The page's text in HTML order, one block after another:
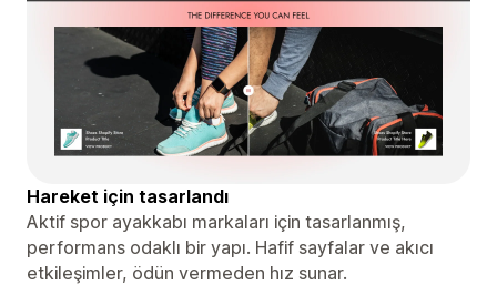
Hareket için tasarlandı
Aktif spor ayakkabı markaları için tasarlanmış,
performans odaklı bir yapı. Hafif sayfalar ve akıcı
etkileşimler, ödün vermeden hız sunar.